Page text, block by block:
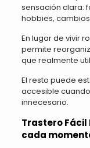
sensación clara:
hobbies,
En lugar de vivir
permite
que realmente
El resto puede
accesible
innecesario.
Trastero Fácil
cada